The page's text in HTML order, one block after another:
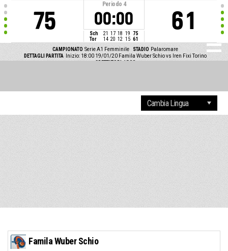
75
Periodo 4
00:00
Sch 21 17 18 19
75
Tor
14 20 12 15 61
61
CAMPIONATO Serie A1 Femminile STADIO Palaromare
DETTAGLI PARTITA
Inizio: 18:00 19/01/20 Famila Wuber Schio vs Iren Fixi Torino
SPETTATORI 1500
Famila Wuber Schio